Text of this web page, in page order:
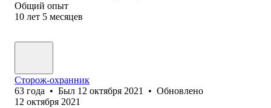
Общий опыт
10 лет 5 месяцев
Сторож-охранник
63 года • Был 12 октября 2021 • Обновлено
12 октября 2021